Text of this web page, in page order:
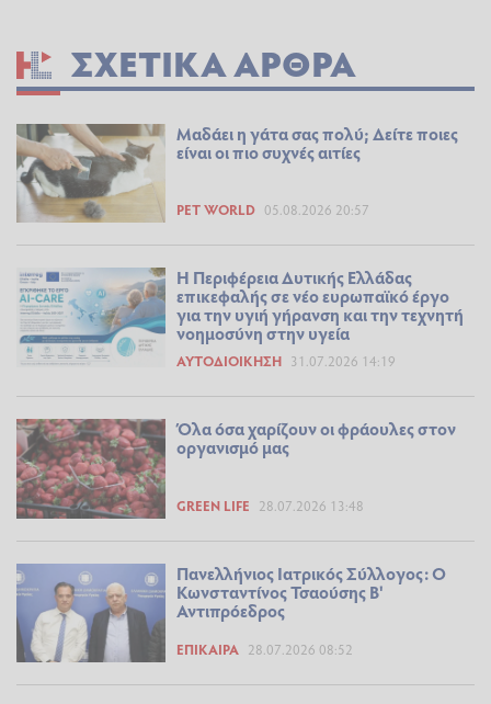
ΣΧΕΤΙΚΆ ΆΡΘΡΑ
Μαδάει η γάτα σας πολύ; Δείτε ποιες
είναι οι πιο συχνές αιτίες
PET WORLD 05.08.2026 20:57
Η Περιφέρεια Δυτικής Ελλάδας
επικεφαλής σε νέο ευρωπαϊκό έργο
για την υγιή γήρανση και την τεχνητή
νοημοσύνη στην υγεία
ΑΥΤΟΔΙΟΊΚΗΣΗ 31.07.2026 14:19
Όλα όσα χαρίζουν οι φράουλες στον
οργανισμό μας
GREEN LIFE 28.07.2026 13:48
Πανελλήνιος Ιατρικός Σύλλογος: Ο
Κωνσταντίνος Τσαούσης Β'
Αντιπρόεδρος
ΕΠΊΚΑΙΡΑ 28.07.2026 08:52